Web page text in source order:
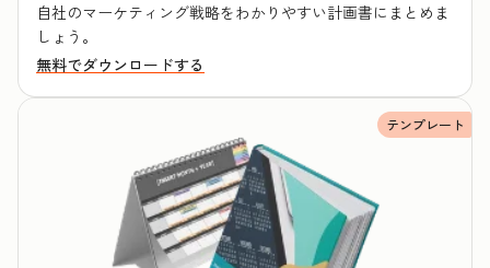
自社のマーケティング戦略をわかりやすい計画書にまとめま
しょう。
無料でダウンロードする
テンプレート